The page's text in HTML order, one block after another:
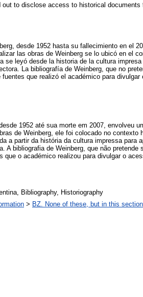
to disclose access to historical documents
desde 1952 hasta su fallecimiento en el
las obras de Weinberg se lo ubicó en el
leyó desde la historia de la cultura impresa
La bibliografía de Weinberg, que no
que realizó el académico para
1952 até sua morte em 2007, envolveu
de Weinberg, ele foi colocado no contexto
a partir da história da cultura impressa para
A bibliografia de Weinberg, que não pretende
o académico realizou para divulgar o
Bibliography, Historiography
> BZ. None of these, but in this